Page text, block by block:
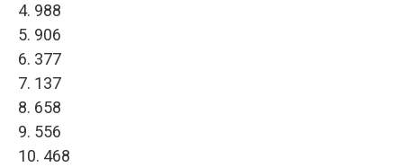
4. 988
5. 906
6. 377
7. 137
8. 658
9. 556
10. 468